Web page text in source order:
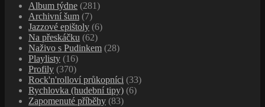
Album týdne (281)
Archivní šum (7)
Jazzové epištoly (6)
Na přeskáčku (62)
Naživo s Pudinkem (28)
Playlisty (16)
Profily (370)
Rock'n'rolloví průkopníci (33)
Rychlovka (hudební tipy) (6)
Zapomenuté příběhy (83)